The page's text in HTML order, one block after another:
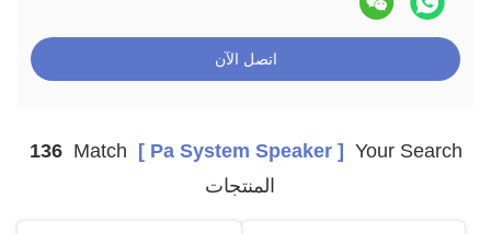
اتصل الآن
Your Search
[ Pa System Speaker ]
136
المنتجات